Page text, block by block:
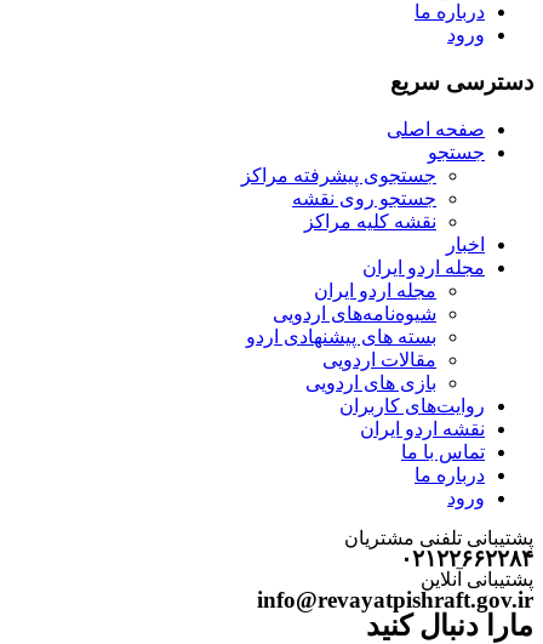
درباره ما
ورود
دسترسی سریع
صفحه اصلی
جستجو
جستجوی پیشرفته مراکز
جستجو روی نقشه
نقشه کلیه مراکز
اخبار
مجله اردو ایران
مجله اردو ایران
شیوه‌نامه‌های اردویی
بسته های پیشنهادی اردو
مقالات اردویی
بازی های اردویی
روایت‌های کاربران
نقشه اردو ایران
تماس با ما
درباره ما
ورود
پشتیبانی تلفنی مشتریان
۰۲۱۲۲۶۶۲۲۸۴
پشتیبانی آنلاین
info@revayatpishraft.gov.ir
مارا دنبال کنید